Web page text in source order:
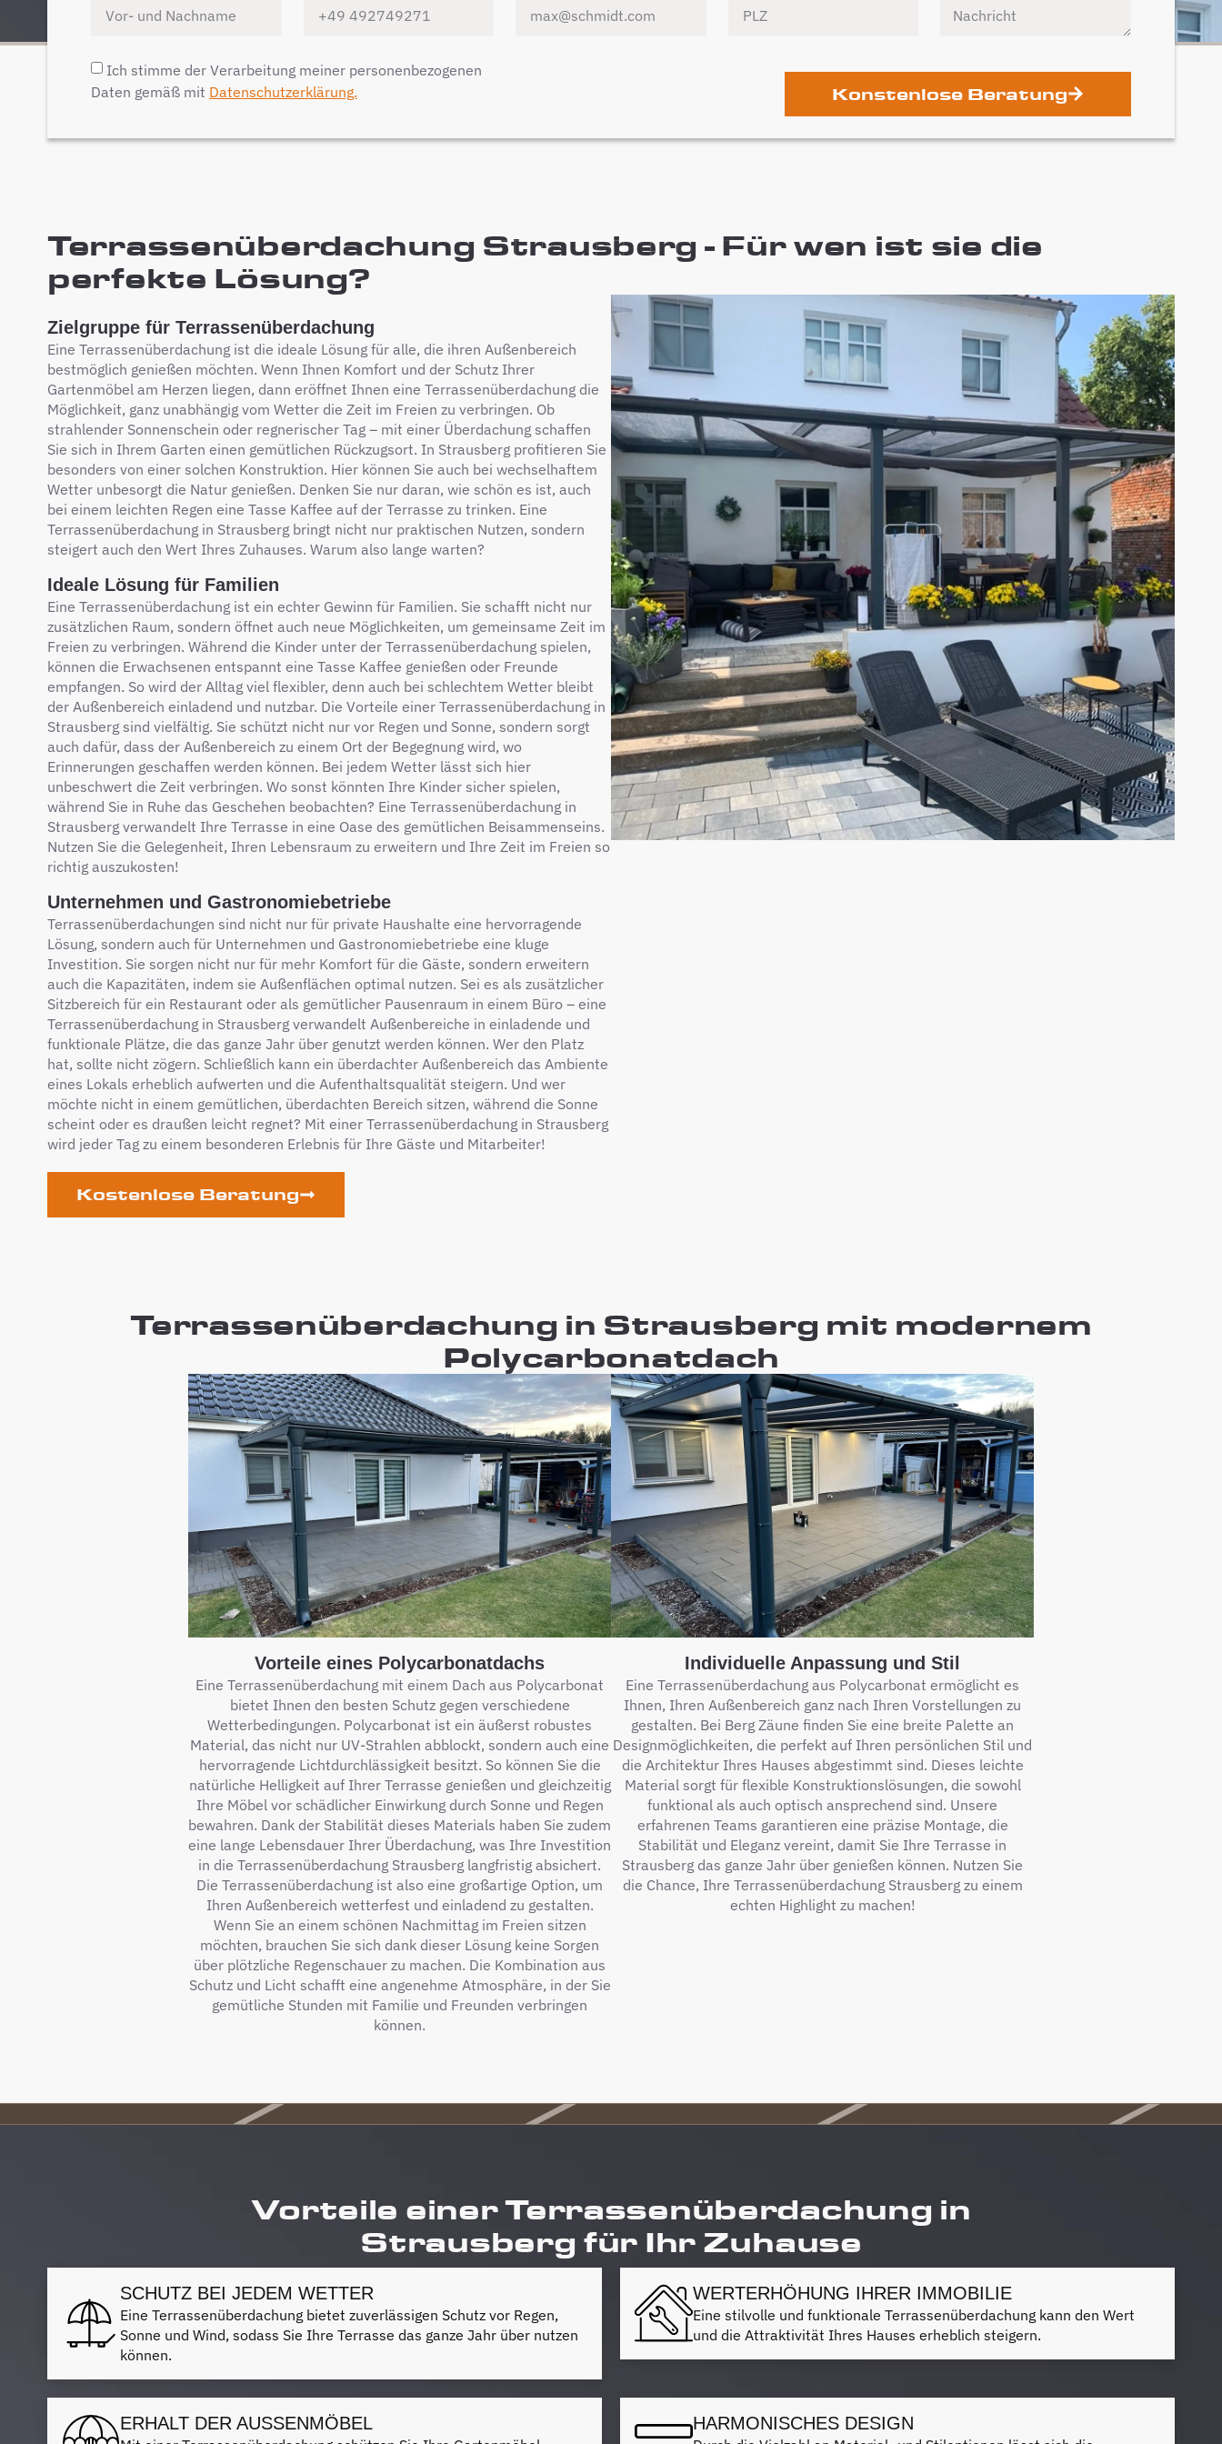
Ich stimme der Verarbeitung meiner personenbezogenen
Daten gemäß mit Datenschutzerklärung. Konstenlose Beratung
Terrassenüberdachung Strausberg - Für wen ist sie die
perfekte Lösung?
Zielgruppe für Terrassenüberdachung
Eine Terrassenüberdachung ist die ideale Lösung für alle, die ihren Außenbereich
bestmöglich genießen möchten. Wenn Ihnen Komfort und der Schutz Ihrer
Gartenmöbel am Herzen liegen, dann eröffnet Ihnen eine Terrassenüberdachung die
Möglichkeit, ganz unabhängig vom Wetter die Zeit im Freien zu verbringen. Ob
strahlender Sonnenschein oder regnerischer Tag – mit einer Überdachung schaffen
Sie sich in Ihrem Garten einen gemütlichen Rückzugsort. In Strausberg profitieren Sie
besonders von einer solchen Konstruktion. Hier können Sie auch bei wechselhaftem
Wetter unbesorgt die Natur genießen. Denken Sie nur daran, wie schön es ist, auch
bei einem leichten Regen eine Tasse Kaffee auf der Terrasse zu trinken. Eine
Terrassenüberdachung in Strausberg bringt nicht nur praktischen Nutzen, sondern
steigert auch den Wert Ihres Zuhauses. Warum also lange warten?
Ideale Lösung für Familien
Eine Terrassenüberdachung ist ein echter Gewinn für Familien. Sie schafft nicht nur
zusätzlichen Raum, sondern öffnet auch neue Möglichkeiten, um gemeinsame Zeit im
Freien zu verbringen. Während die Kinder unter der Terrassenüberdachung spielen,
können die Erwachsenen entspannt eine Tasse Kaffee genießen oder Freunde
empfangen. So wird der Alltag viel flexibler, denn auch bei schlechtem Wetter bleibt
der Außenbereich einladend und nutzbar. Die Vorteile einer Terrassenüberdachung in
Strausberg sind vielfältig. Sie schützt nicht nur vor Regen und Sonne, sondern sorgt
auch dafür, dass der Außenbereich zu einem Ort der Begegnung wird, wo
Erinnerungen geschaffen werden können. Bei jedem Wetter lässt sich hier
unbeschwert die Zeit verbringen. Wo sonst könnten Ihre Kinder sicher spielen,
während Sie in Ruhe das Geschehen beobachten? Eine Terrassenüberdachung in
Strausberg verwandelt Ihre Terrasse in eine Oase des gemütlichen Beisammenseins.
Nutzen Sie die Gelegenheit, Ihren Lebensraum zu erweitern und Ihre Zeit im Freien so
richtig auszukosten!
Unternehmen und Gastronomiebetriebe
Terrassenüberdachungen sind nicht nur für private Haushalte eine hervorragende
Lösung, sondern auch für Unternehmen und Gastronomiebetriebe eine kluge
Investition. Sie sorgen nicht nur für mehr Komfort für die Gäste, sondern erweitern
auch die Kapazitäten, indem sie Außenflächen optimal nutzen. Sei es als zusätzlicher
Sitzbereich für ein Restaurant oder als gemütlicher Pausenraum in einem Büro – eine
Terrassenüberdachung in Strausberg verwandelt Außenbereiche in einladende und
funktionale Plätze, die das ganze Jahr über genutzt werden können. Wer den Platz
hat, sollte nicht zögern. Schließlich kann ein überdachter Außenbereich das Ambiente
eines Lokals erheblich aufwerten und die Aufenthaltsqualität steigern. Und wer
möchte nicht in einem gemütlichen, überdachten Bereich sitzen, während die Sonne
scheint oder es draußen leicht regnet? Mit einer Terrassenüberdachung in Strausberg
wird jeder Tag zu einem besonderen Erlebnis für Ihre Gäste und Mitarbeiter!
Kostenlose Beratung
Terrassenüberdachung in Strausberg mit modernem
Polycarbonatdach
Vorteile eines Polycarbonatdachs
Eine Terrassenüberdachung mit einem Dach aus Polycarbonat
bietet Ihnen den besten Schutz gegen verschiedene
Wetterbedingungen. Polycarbonat ist ein äußerst robustes
Material, das nicht nur UV-Strahlen abblockt, sondern auch eine
hervorragende Lichtdurchlässigkeit besitzt. So können Sie die
natürliche Helligkeit auf Ihrer Terrasse genießen und gleichzeitig
Ihre Möbel vor schädlicher Einwirkung durch Sonne und Regen
bewahren. Dank der Stabilität dieses Materials haben Sie zudem
eine lange Lebensdauer Ihrer Überdachung, was Ihre Investition
in die Terrassenüberdachung Strausberg langfristig absichert.
Die Terrassenüberdachung ist also eine großartige Option, um
Ihren Außenbereich wetterfest und einladend zu gestalten.
Wenn Sie an einem schönen Nachmittag im Freien sitzen
möchten, brauchen Sie sich dank dieser Lösung keine Sorgen
über plötzliche Regenschauer zu machen. Die Kombination aus
Schutz und Licht schafft eine angenehme Atmosphäre, in der Sie
gemütliche Stunden mit Familie und Freunden verbringen
können.
Individuelle Anpassung und Stil
Eine Terrassenüberdachung aus Polycarbonat ermöglicht es
Ihnen, Ihren Außenbereich ganz nach Ihren Vorstellungen zu
gestalten. Bei Berg Zäune finden Sie eine breite Palette an
Designmöglichkeiten, die perfekt auf Ihren persönlichen Stil und
die Architektur Ihres Hauses abgestimmt sind. Dieses leichte
Material sorgt für flexible Konstruktionslösungen, die sowohl
funktional als auch optisch ansprechend sind. Unsere
erfahrenen Teams garantieren eine präzise Montage, die
Stabilität und Eleganz vereint, damit Sie Ihre Terrasse in
Strausberg das ganze Jahr über genießen können. Nutzen Sie
die Chance, Ihre Terrassenüberdachung Strausberg zu einem
echten Highlight zu machen!
Vorteile einer Terrassenüberdachung in
Strausberg für Ihr Zuhause
SCHUTZ BEI JEDEM WETTER
Eine Terrassenüberdachung bietet zuverlässigen Schutz vor Regen,
Sonne und Wind, sodass Sie Ihre Terrasse das ganze Jahr über nutzen
können.
WERTERHÖHUNG IHRER IMMOBILIE
Eine stilvolle und funktionale Terrassenüberdachung kann den Wert
und die Attraktivität Ihres Hauses erheblich steigern.
ERHALT DER AUSSENMÖBEL HARMONISCHES DESIGN